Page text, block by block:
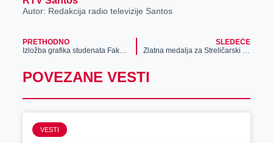
Autor: Redakcija radio televizije Santos
PRETHODNO
Izložba grafika studenata Fakulteta umetnosti u Nišu
SLEDEĆE
Zlatna medalja za Streličarski klub osoba sa invaliditetom SKIZ iz Zrenjanina na državnom indoor prvenstvu u Smederevu
POVEZANE VESTI
VESTI